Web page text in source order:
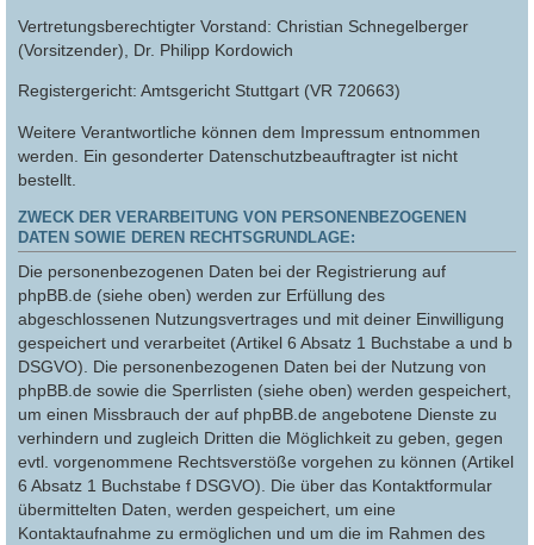
Vertretungsberechtigter Vorstand: Christian Schnegelberger
(Vorsitzender), Dr. Philipp Kordowich
Registergericht: Amtsgericht Stuttgart (VR 720663)
Weitere Verantwortliche können dem Impressum entnommen
werden. Ein gesonderter Datenschutzbeauftragter ist nicht
bestellt.
ZWECK DER VERARBEITUNG VON PERSONENBEZOGENEN
DATEN SOWIE DEREN RECHTSGRUNDLAGE:
Die personenbezogenen Daten bei der Registrierung auf
phpBB.de (siehe oben) werden zur Erfüllung des
abgeschlossenen Nutzungsvertrages und mit deiner Einwilligung
gespeichert und verarbeitet (Artikel 6 Absatz 1 Buchstabe a und b
DSGVO). Die personenbezogenen Daten bei der Nutzung von
phpBB.de sowie die Sperrlisten (siehe oben) werden gespeichert,
um einen Missbrauch der auf phpBB.de angebotene Dienste zu
verhindern und zugleich Dritten die Möglichkeit zu geben, gegen
evtl. vorgenommene Rechtsverstöße vorgehen zu können (Artikel
6 Absatz 1 Buchstabe f DSGVO). Die über das Kontaktformular
übermittelten Daten, werden gespeichert, um eine
Kontaktaufnahme zu ermöglichen und um die im Rahmen des